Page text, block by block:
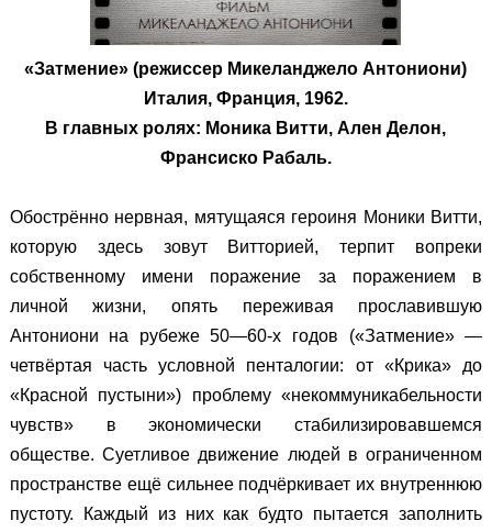
«Затмение» (режиссер Микеланджело Антониони)
Италия, Франция, 1962.
В главных ролях: Моника Витти, Ален Делон,
Франсиско Рабаль.
Обострённо нервная, мятущаяся героиня Моники Витти,
которую здесь зовут Витторией, терпит вопреки
собственному имени поражение за поражением в
личной жизни, опять переживая прославившую
Антониони на рубеже 50—60-х годов («Затмение» —
четвёртая часть условной пенталогии: от «Крика» до
«Красной пустыни») проблему «некоммуникабельности
чувств» в экономически стабилизировавшемся
обществе. Суетливое движение людей в ограниченном
пространстве ещё сильнее подчёркивает их внутреннюю
пустоту. Каждый из них как будто пытается заполнить